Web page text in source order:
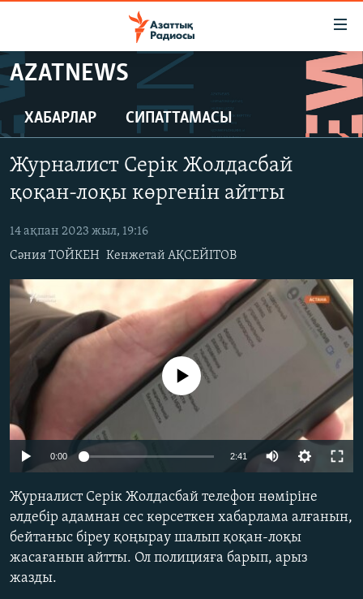
Skip
to
main
content
to
main
Navigation
Skip
САЯСАТ
ҚАҢТАР ОҚИҒАСЫ
АДАМ ҚҰҚЫҚТАРЫ
ӘЛЕУМЕТ
ӘЛЕМ
АРНАЙЫ ЖОБАЛАР
Русский
ЖАЗЫЛЫҢЫЗ
Басқа тілдерде
AZATNEWS
ХАБАРЛАР СИПАТТАМАСЫ
Журналист Серік Жолдасбай
қоқан-лоқы көргенін айтты
14 ақпан 2023 жыл, 19:16
Сәния ТОЙКЕН Кенжетай АҚСЕЙІТОВ
Auto 240p 480p
No media source currently available
0:00 2:41 Auto
480p
720p
Журналист Серік Жолдасбай телефон нөміріне
әлдебір адамнан сес көрсеткен хабарлама алғанын,
бейтаныс біреу қоңырау шалып қоқан-лоқы
жасағанын айтты. Ол полицияға барып, арыз
жазды.